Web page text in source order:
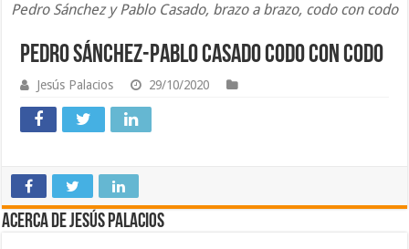
Pedro Sánchez y Pablo Casado, brazo a brazo, codo con codo
Pedro Sánchez-Pablo Casado codo con codo
Jesús Palacios 29/10/2020
Acerca de Jesús Palacios